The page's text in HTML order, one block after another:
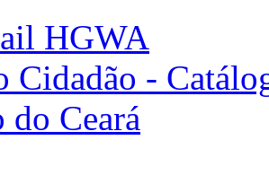
HGWA
Cidadão -
do Ceará